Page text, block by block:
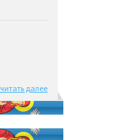
читать далее